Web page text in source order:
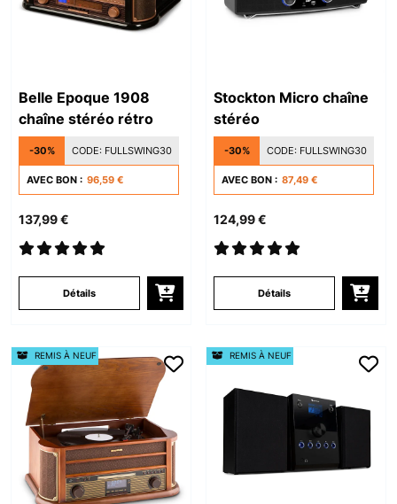
Belle Epoque 1908
chaîne stéréo rétro
-30% CODE: FULLSWING30
AVEC BON : 96,59 €
137,99 €
Détails
Stockton Micro chaîne
stéréo
-30% CODE: FULLSWING30
AVEC BON : 87,49 €
124,99 €
Détails
REMIS À NEUF REMIS À NEUF